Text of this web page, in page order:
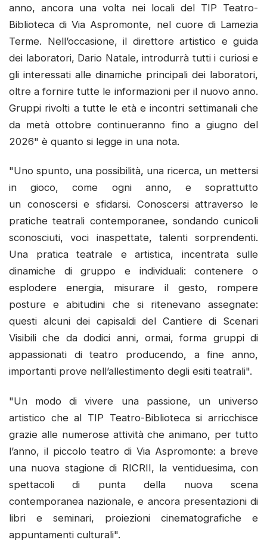
anno, ancora una volta nei locali del TIP Teatro-
Biblioteca di Via Aspromonte, nel cuore di Lamezia
Terme. Nell’occasione, il direttore artistico e guida
dei laboratori, Dario Natale, introdurrà tutti i curiosi e
gli interessati alle dinamiche principali dei laboratori,
oltre a fornire tutte le informazioni per il nuovo anno.
Gruppi rivolti a tutte le età e incontri settimanali che
da metà ottobre continueranno fino a giugno del
2026" è quanto si legge in una nota.
"Uno spunto, una possibilità, una ricerca, un mettersi
in gioco, come ogni anno, e soprattutto
un conoscersi e sfidarsi. Conoscersi attraverso le
pratiche teatrali contemporanee, sondando cunicoli
sconosciuti, voci inaspettate, talenti sorprendenti.
Una pratica teatrale e artistica, incentrata sulle
dinamiche di gruppo e individuali: contenere o
esplodere energia, misurare il gesto, rompere
posture e abitudini che si ritenevano assegnate:
questi alcuni dei capisaldi del Cantiere di Scenari
Visibili che da dodici anni, ormai, forma gruppi di
appassionati di teatro producendo, a fine anno,
importanti prove nell’allestimento degli esiti teatrali".
"Un modo di vivere una passione, un universo
artistico che al TIP Teatro-Biblioteca si arricchisce
grazie alle numerose attività che animano, per tutto
l’anno, il piccolo teatro di Via Aspromonte: a breve
una nuova stagione di RICRII, la ventiduesima, con
spettacoli di punta della nuova scena
contemporanea nazionale, e ancora presentazioni di
libri e seminari, proiezioni cinematografiche e
appuntamenti culturali".